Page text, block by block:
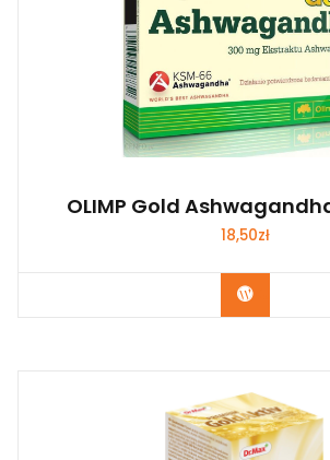
OLIMP Gold
18,50zł
Kup Teraz